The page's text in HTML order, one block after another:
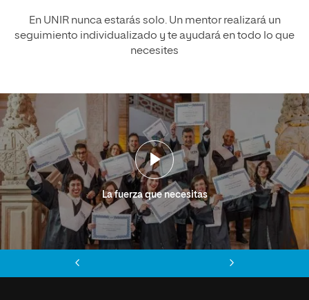
En UNIR nunca estarás solo. Un mentor realizará un
seguimiento individualizado y te ayudará en todo lo que
necesites
La fuerza que necesitas